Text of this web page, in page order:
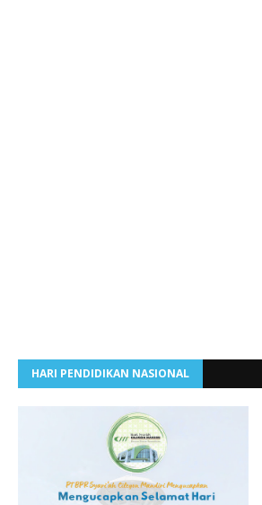
HARI PENDIDIKAN NASIONAL